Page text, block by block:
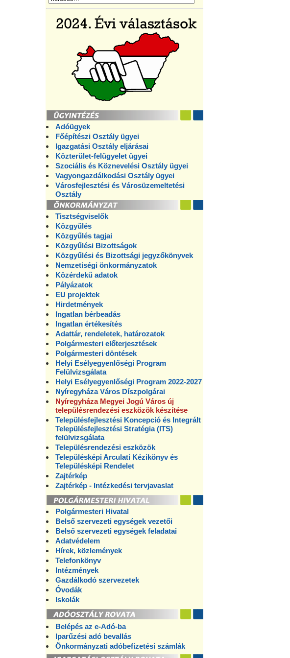
Adóügyek
Főépítészi Osztály ügyei
Igazgatási Osztály eljárásai
Közterület-felügyelet ügyei
Szociális és Köznevelési Osztály ügyei
Vagyongazdálkodási Osztály ügyei
Városfejlesztési és Városüzemeltetési
Osztály
Tisztségviselők
Közgyűlés
Közgyűlés tagjai
Közgyűlési Bizottságok
Közgyűlési és Bizottsági jegyzőkönyvek
Nemzetiségi önkormányzatok
Közérdekű adatok
Pályázatok
EU projektek
Hirdetmények
Ingatlan bérbeadás
Ingatlan értékesítés
Adattár, rendeletek, határozatok
Polgármesteri előterjesztések
Polgármesteri döntések
Helyi Esélyegyenlőségi Program
Felülvizsgálata
Helyi Esélyegyenlőségi Program 2022-2027
Nyíregyháza Város Díszpolgárai
Nyíregyháza Megyei Jogú Város új
településrendezési eszközök készítése
Településfejlesztési Koncepció és Integrált
Településfejlesztési Stratégia (ITS)
felülvizsgálata
Településrendezési eszközök
Településképi Arculati Kézikönyv és
Településképi Rendelet
Zajtérkép
Zajtérkép - Intézkedési tervjavaslat
Polgármesteri Hivatal
Belső szervezeti egységek vezetői
Belső szervezeti egységek feladatai
Adatvédelem
Hírek, közlemények
Telefonkönyv
Intézmények
Gazdálkodó szervezetek
Óvodák
Iskolák
Belépés az e-Adó-ba
Iparűzési adó bevallás
Önkormányzati adóbefizetési számlák